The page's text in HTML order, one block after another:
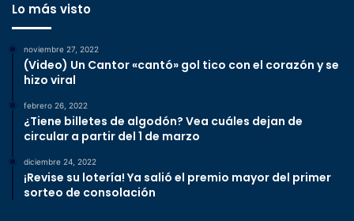
Lo más visto
noviembre 27, 2022
(Video) Un Cantor «cantó» gol tico con el corazón y se
hizo viral
febrero 26, 2022
¿Tiene billetes de algodón? Vea cuáles dejan de
circular a partir del 1 de marzo
diciembre 24, 2022
¡Revise su lotería! Ya salió el premio mayor del primer
sorteo de consolación